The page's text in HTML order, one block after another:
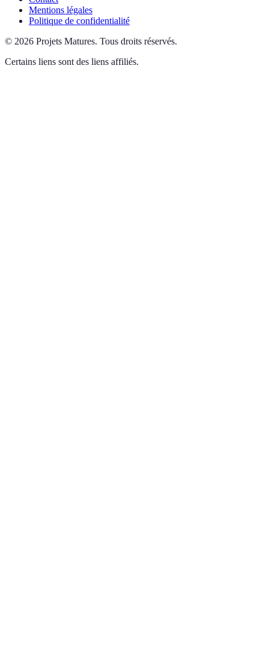
Mentions légales
Politique de confidentialité
© 2026 Projets Matures. Tous droits réservés.
Certains liens sont des liens affiliés.